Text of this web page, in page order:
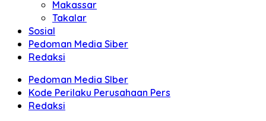
Makassar
Takalar
Sosial
Pedoman Media Siber
Redaksi
Pedoman Media SIber
Kode Perilaku Perusahaan Pers
Redaksi